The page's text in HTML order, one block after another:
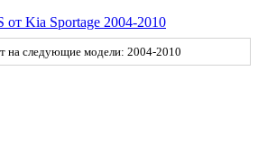
Kia Sportage 2004-2010
на следующие модели: 2004-2010